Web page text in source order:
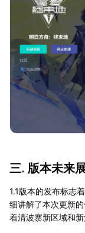
三. 版本未来
1.1版本的发布标志
细讲解了本次更新
着清波寨新区域和